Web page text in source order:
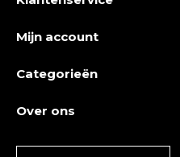
Mijn account
Categorieën
Over ons